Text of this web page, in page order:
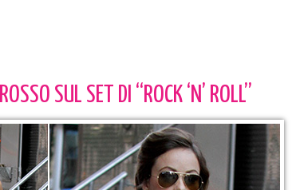
SUL SET DI “ROCK ‘N’ ROLL”